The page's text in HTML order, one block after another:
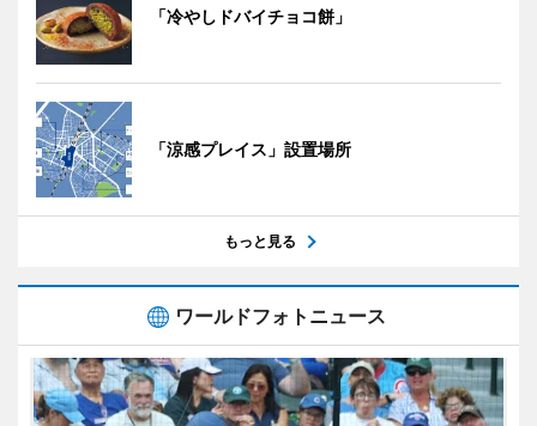
「冷やしドバイチョコ餅」
「涼感プレイス」設置場所
もっと見る
ワールドフォトニュース